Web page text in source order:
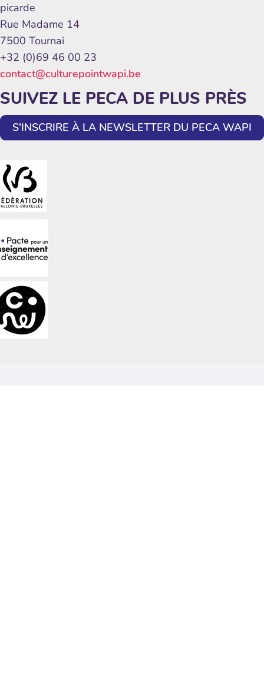
picarde
Rue Madame 14
7500 Tournai
+32 (0)69 46 00 23
contact@culturepointwapi.be
SUIVEZ LE PECA DE PLUS PRÈS
S'INSCRIRE À LA NEWSLETTER DU PECA WAPI